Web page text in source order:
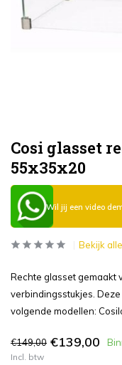
Cosi glasset
55x35x20
Wil jij een video
Bekijk
Rechte glasset gemaakt
verbindingsstukjes.
volgende modellen:
€149,00 €139,00
Incl. btw